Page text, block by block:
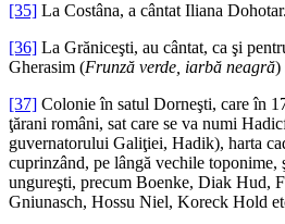
[35] La Costâna, a cântat Iliana Dohotar.
[36] La Grăniceşti, au cântat, ca şi
Gherasim (Frunză verde, iarbă neagră)
[37] Colonie în satul Dorneşti, care în
ţărani români, sat care se va numi
guvernatorului Galiţiei, Hadik), harta
cuprinzând, pe lângă vechile toponime,
ungureşti, precum Boenke, Diak Hud,
Gniunasch, Hossu Niel, Koreck Hold